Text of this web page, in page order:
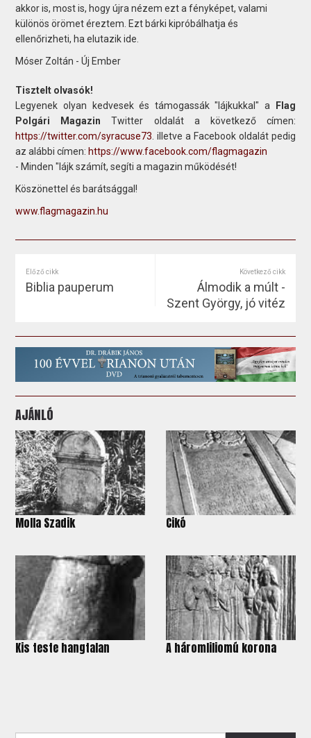
akkor is, most is, hogy újra nézem ezt a fényképet, valami
különös örömet éreztem. Ezt bárki kipróbálhatja és
ellenőrizheti, ha elutazik ide.
Móser Zoltán - Új Ember
Tisztelt olvasók!
Legyenek olyan kedvesek és támogassák "lájkukkal" a
Flag
Polgári Magazin Twitter oldalát a következő címen:
https://twitter.com/syracuse73. illetve a Facebook oldalát pedig
az alábbi címen: https://www.facebook.com/flagmagazin
- Minden "lájk számít, segíti a magazin működését!
Köszönettel és barátsággal!
www.flagmagazin.hu
Előző cikk
Biblia pauperum
Következő cikk
Álmodik a múlt -
Szent György, jó vitéz
AJÁNLÓ
Molla Szadik Cikó
Kis teste hangtalan A háromliliomú korona